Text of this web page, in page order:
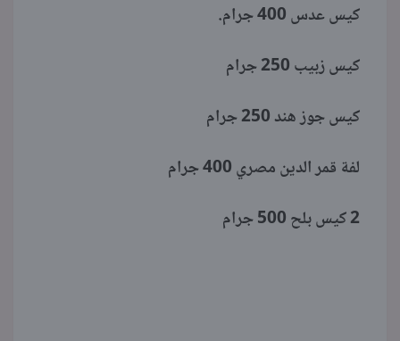
كيس عدس 400 جرام.
كيس زبيب 250 جرام
كيس جوز هند 250 جرام
لفة قمر الدين مصري 400 جرام
2 كيس بلح 500 جرام